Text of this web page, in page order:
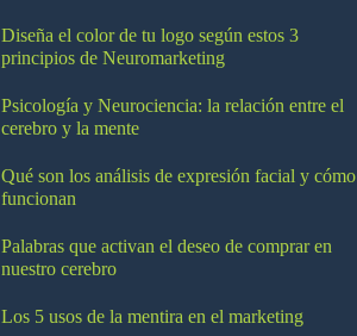
Diseña el color de tu logo según estos 3
principios de Neuromarketing
Psicología y Neurociencia: la relación entre el
cerebro y la mente
Qué son los análisis de expresión facial y cómo
funcionan
Palabras que activan el deseo de comprar en
nuestro cerebro
Los 5 usos de la mentira en el marketing